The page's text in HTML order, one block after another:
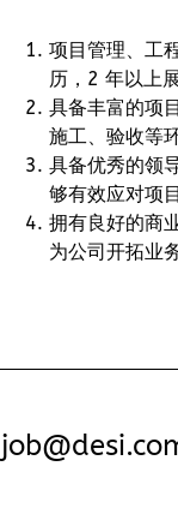
项目管理、工
历，2 年以上
具备丰富的项
施工、验收等
具备优秀的领
够有效应对项
拥有良好的商
为公司开拓业